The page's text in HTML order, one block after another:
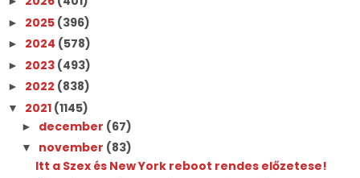
► 2025 (396)
► 2024 (578)
► 2023 (493)
► 2022 (838)
▼ 2021 (1145)
► december (67)
▼ november (83)
Itt a Szex és New York reboot rendes előzetese!